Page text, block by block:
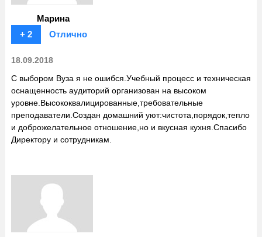
Марина
+ 2
Отлично
18.09.2018
С выбором Вуза я не ошибся.Учебный процесс и техническая
оснащенность аудиторий организован на высоком
уровне.Высококвалицированные,требовательные
преподаватели.Создан домашний уют:чистота,порядок,тепло
и доброжелательное отношение,но и вкусная кухня.Спасибо
Директору и сотрудникам.